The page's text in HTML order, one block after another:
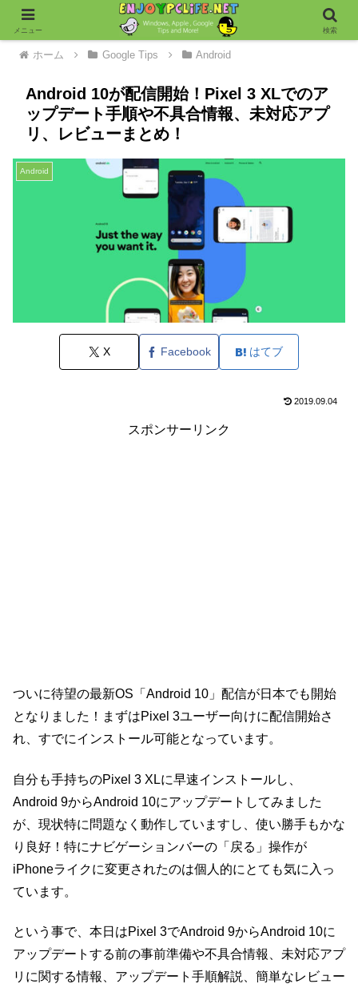
ホーム Google Tips Android
Android 10が配信開始！Pixel 3 XLでのア
ップデート手順や不具合情報、未対応アプ
リ、レビューまとめ！
Android
X Facebook はてブ
2019.09.04
スポンサーリンク
ついに待望の最新OS「Android 10」配信が日本でも開始
となりました！まずはPixel 3ユーザー向けに配信開始さ
れ、すでにインストール可能となっています。
自分も手持ちのPixel 3 XLに早速インストールし、
Android 9からAndroid 10にアップデートしてみました
が、現状特に問題なく動作していますし、使い勝手もかな
り良好！特にナビゲーションバーの「戻る」操作が
iPhoneライクに変更されたのは個人的にとても気に入っ
ています。
という事で、本日はPixel 3でAndroid 9からAndroid 10に
アップデートする前の事前準備や不具合情報、未対応アプ
リに関する情報、アップデート手順解説、簡単なレビュー
メニュー 検索